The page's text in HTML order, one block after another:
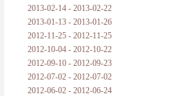
2013-02-14 - 2013-02-22
2013-01-13 - 2013-01-26
2012-11-25 - 2012-11-25
2012-10-04 - 2012-10-22
2012-09-10 - 2012-09-23
2012-07-02 - 2012-07-02
2012-06-02 - 2012-06-24